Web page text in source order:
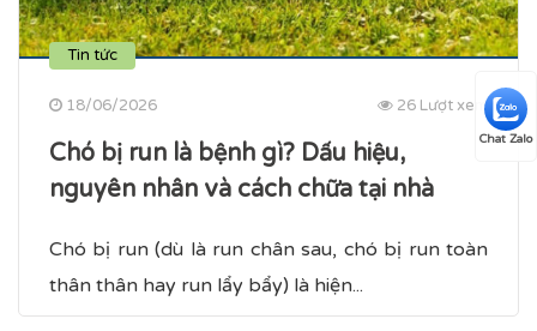
Tin tức
18/06/2026 26 Lượt xem
Chó bị run là bệnh gì? Dấu hiệu,
nguyên nhân và cách chữa tại nhà
Chó bị run (dù là run chân sau, chó bị run toàn
thân​ thân hay run lẩy bẩy) là hiện...
Chat Zalo